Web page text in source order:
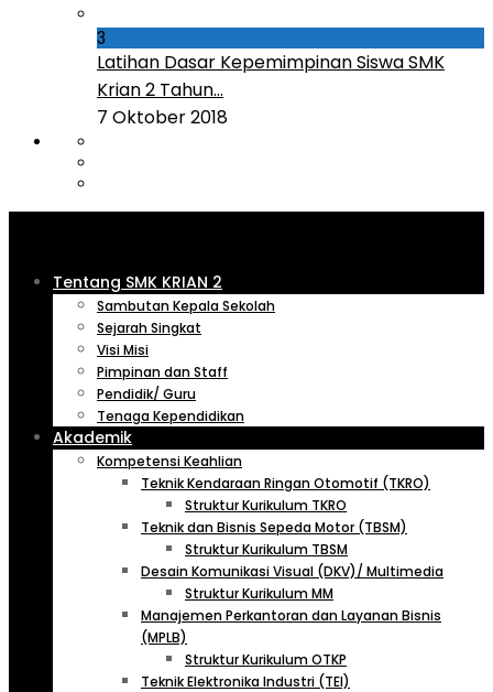
3
Latihan Dasar Kepemimpinan Siswa SMK
Krian 2 Tahun...
7 Oktober 2018
Tentang SMK KRIAN 2
Sambutan Kepala Sekolah
Sejarah Singkat
Visi Misi
Pimpinan dan Staff
Pendidik/ Guru
Tenaga Kependidikan
Akademik
Kompetensi Keahlian
Teknik Kendaraan Ringan Otomotif (TKRO)
Struktur Kurikulum TKRO
Teknik dan Bisnis Sepeda Motor (TBSM)
Struktur Kurikulum TBSM
Desain Komunikasi Visual (DKV)/ Multimedia
Struktur Kurikulum MM
Manajemen Perkantoran dan Layanan Bisnis
(MPLB)
Struktur Kurikulum OTKP
Teknik Elektronika Industri (TEI)